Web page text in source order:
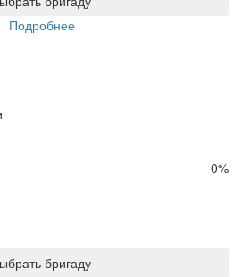
Подробнее
0%
бригаду